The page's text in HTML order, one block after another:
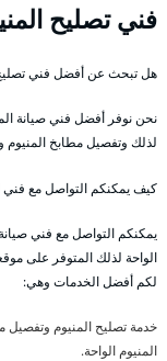
فني تصليح
هل تبحث عن أفضل فني تصليح
نحن نوفر أفضل فني صيانة
لذلك وتفصيل مطابخ المنيوم
كيف يمكنكم التواصل مع فني
يمكنكم التواصل مع فني
الواحة لذلك المتوفر على
لكم أفضل الخدمات وهي:
خدمة تصليح المنيوم وتفصيل
المنيوم الواحة.